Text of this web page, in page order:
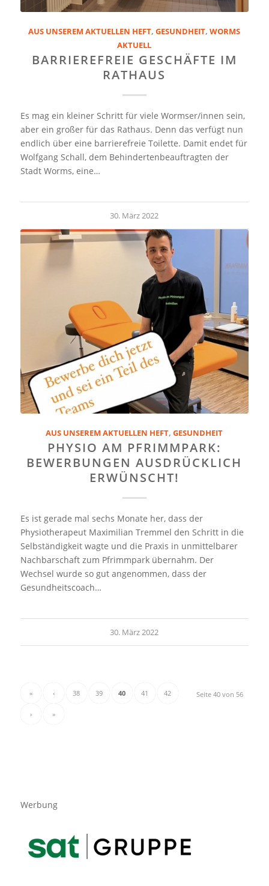
AUS UNSEREM AKTUELLEN HEFT,GESUNDHEIT,WORMS
AKTUELL
BARRIEREFREIE GESCHÄFTE IM
RATHAUS
Es mag ein kleiner Schritt für viele Wormser/innen sein,
aber ein großer für das Rathaus. Denn das verfügt nun
endlich über eine barrierefreie Toilette. Damit endet für
Wolfgang Schall, dem Behindertenbeauftragten der
Stadt Worms, eine…
30. März 2022
AUS UNSEREM AKTUELLEN HEFT,GESUNDHEIT
PHYSIO AM PFRIMMPARK:
BEWERBUNGEN AUSDRÜCKLICH
ERWÜNSCHT!
Es ist gerade mal sechs Monate her, dass der
Physiotherapeut Maximilian Tremmel den Schritt in die
Selbständigkeit wagte und die Praxis in unmittelbarer
Nachbarschaft zum Pfrimmpark übernahm. Der
Wechsel wurde so gut angenommen, dass der
Gesundheitscoach…
30. März 2022
Seite 40 von 56
« ‹ 38 39 40 41 42
› »
Werbung